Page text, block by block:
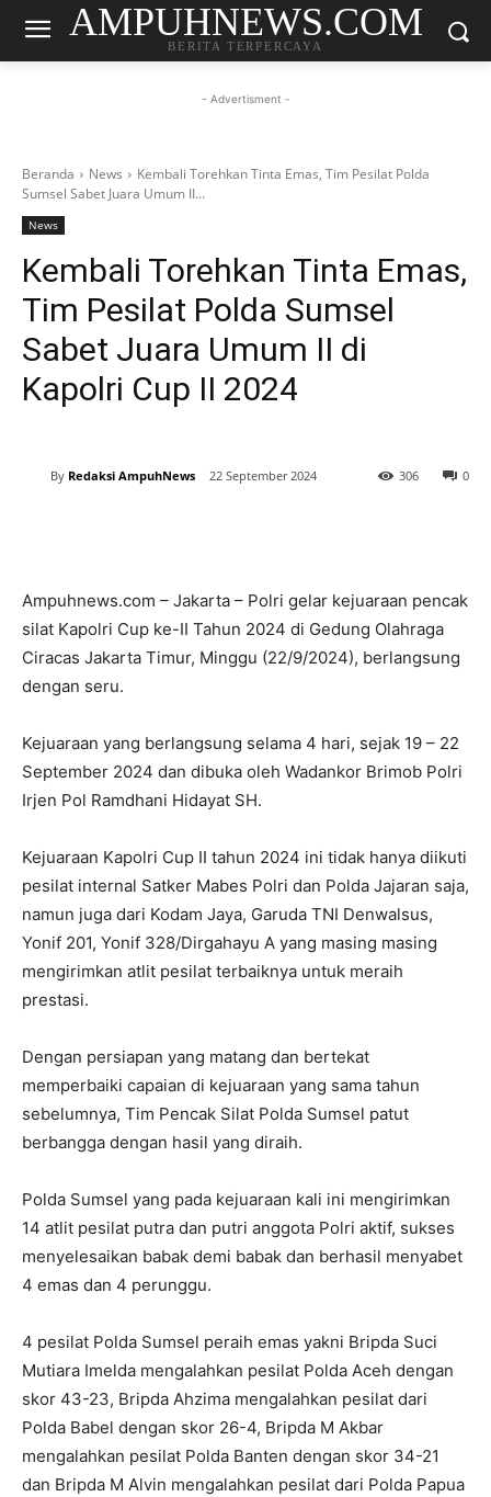
AMPUHNEWS.COM
BERITA TERPERCAYA
- Advertisment -
Beranda News
Kembali Torehkan Tinta Emas, Tim Pesilat Polda
Sumsel Sabet Juara Umum II...
News
Kembali Torehkan Tinta Emas,
Tim Pesilat Polda Sumsel
Sabet Juara Umum II di
Kapolri Cup II 2024
By Redaksi AmpuhNews 22 September 2024 0
306
Ampuhnews.com – Jakarta – Polri gelar kejuaraan pencak
silat Kapolri Cup ke-II Tahun 2024 di Gedung Olahraga
Ciracas Jakarta Timur, Minggu (22/9/2024), berlangsung
dengan seru.
Kejuaraan yang berlangsung selama 4 hari, sejak 19 – 22
September 2024 dan dibuka oleh Wadankor Brimob Polri
Irjen Pol Ramdhani Hidayat SH.
Kejuaraan Kapolri Cup II tahun 2024 ini tidak hanya diikuti
pesilat internal Satker Mabes Polri dan Polda Jajaran saja,
namun juga dari Kodam Jaya, Garuda TNI Denwalsus,
Yonif 201, Yonif 328/Dirgahayu A yang masing masing
mengirimkan atlit pesilat terbaiknya untuk meraih
prestasi.
Dengan persiapan yang matang dan bertekat
memperbaiki capaian di kejuaraan yang sama tahun
sebelumnya, Tim Pencak Silat Polda Sumsel patut
berbangga dengan hasil yang diraih.
Polda Sumsel yang pada kejuaraan kali ini mengirimkan
14 atlit pesilat putra dan putri anggota Polri aktif, sukses
menyelesaikan babak demi babak dan berhasil menyabet
4 emas dan 4 perunggu.
4 pesilat Polda Sumsel peraih emas yakni Bripda Suci
Mutiara Imelda mengalahkan pesilat Polda Aceh dengan
skor 43-23, Bripda Ahzima mengalahkan pesilat dari
Polda Babel dengan skor 26-4, Bripda M Akbar
mengalahkan pesilat Polda Banten dengan skor 34-21
dan Bripda M Alvin mengalahkan pesilat dari Polda Papua